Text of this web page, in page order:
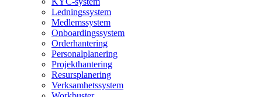
Ledningssystem
Medlemssystem
Onboardingssystem
Orderhantering
Personalplanering
Projekthantering
Resursplanering
Verksamhetssystem